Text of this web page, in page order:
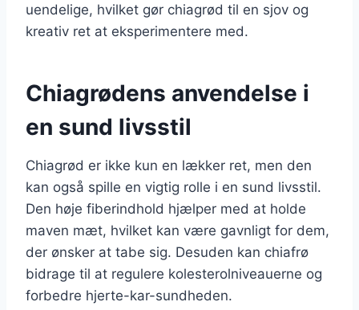
uendelige, hvilket gør chiagrød til en sjov og
kreativ ret at eksperimentere med.
Chiagrødens anvendelse i
en sund livsstil
Chiagrød er ikke kun en lækker ret, men den
kan også spille en vigtig rolle i en sund livsstil.
Den høje fiberindhold hjælper med at holde
maven mæt, hvilket kan være gavnligt for dem,
der ønsker at tabe sig. Desuden kan chiafrø
bidrage til at regulere kolesterolniveauerne og
forbedre hjerte-kar-sundheden.